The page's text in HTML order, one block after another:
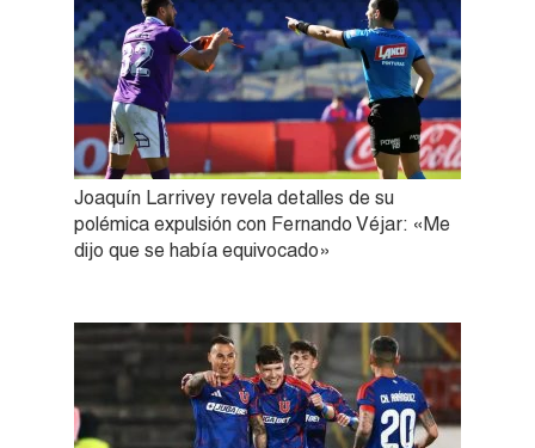
Joaquín Larrivey revela detalles de su
polémica expulsión con Fernando Véjar: «Me
dijo que se había equivocado»